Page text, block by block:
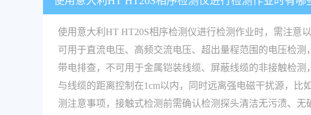
使用意大利HT HT20S相序检测仪进行检测作业时，需注意
可用于直流电压、高频交流电压、超出量程范围的电压检
带电排查，不可用于金属铠装线缆、屏蔽线缆的非接触检
与线缆的距离控制在1cm以内，同时远离强电磁干扰源，
测注意事项，接触式检测前需确认检测探头清洁无污渍、